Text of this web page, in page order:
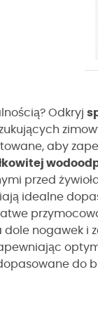
Odkryj
aby
przed
idealne
dole nogawek
do